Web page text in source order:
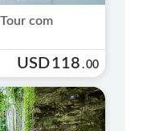
com
USD118 .00